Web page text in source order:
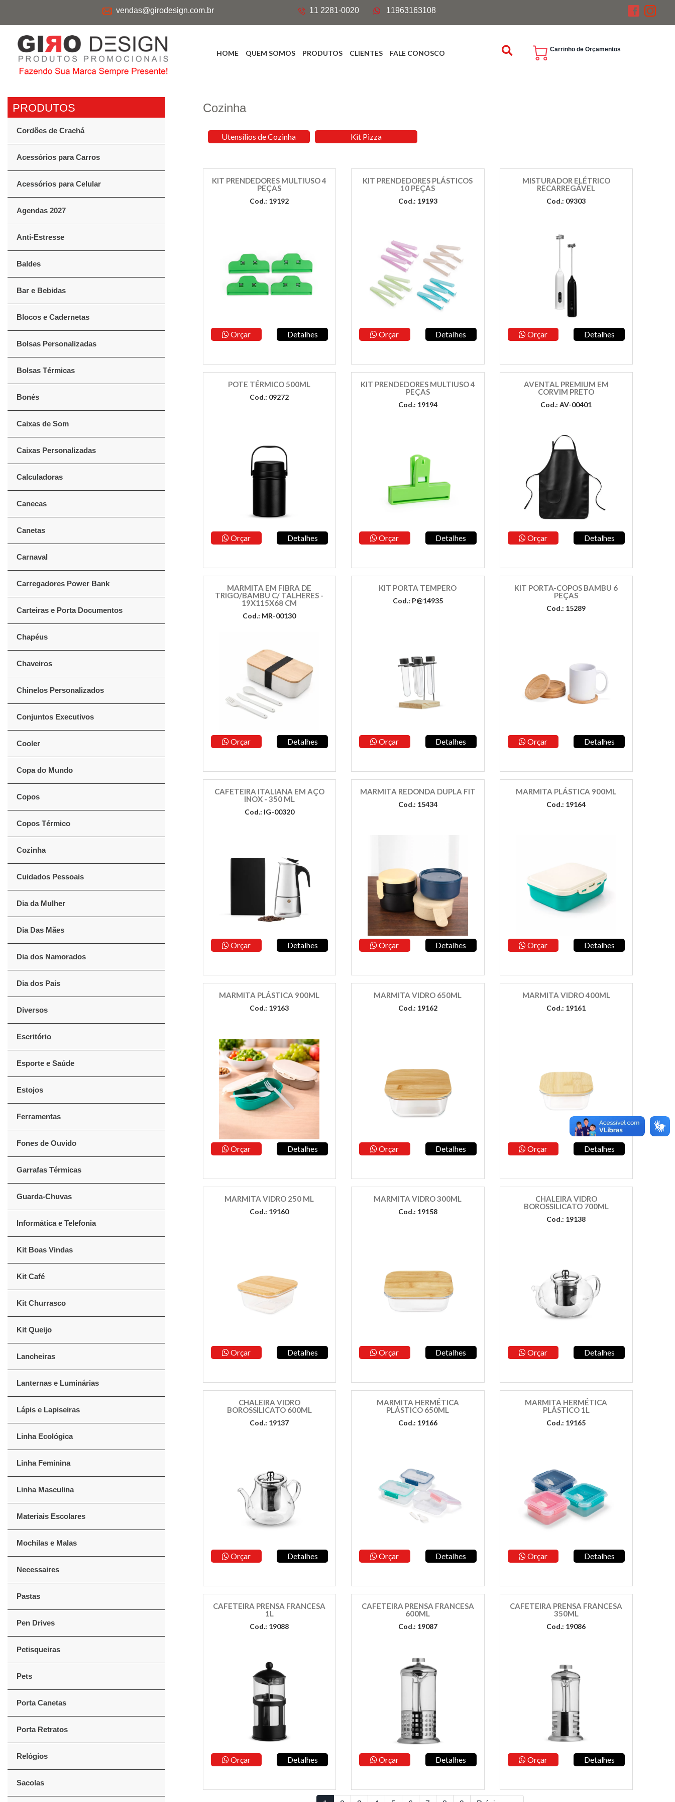
vendas@girodesign.com.br 11 2281-0020 11963163108
HOME QUEM SOMOS PRODUTOS CLIENTES FALE CONOSCO Carrinho de Orçamentos
Cordões de Crachá
Acessórios para Carros
Acessórios para Celular
Agendas 2027
Anti-Estresse
Baldes
Bar e Bebidas
Blocos e Cadernetas
Bolsas Personalizadas
Bolsas Térmicas
Bonés
Caixas de Som
Caixas Personalizadas
Calculadoras
Canecas
Canetas
Carnaval
Carregadores Power Bank
Carteiras e Porta Documentos
Chapéus
Chaveiros
Chinelos Personalizados
Conjuntos Executivos
Cooler
Copa do Mundo
Copos
Copos Térmico
Cozinha
Cuidados Pessoais
Dia da Mulher
Dia Das Mães
Dia dos Namorados
Dia dos Pais
Diversos
Escritório
Esporte e Saúde
Estojos
Ferramentas
Fones de Ouvido
Garrafas Térmicas
Guarda-Chuvas
Informática e Telefonia
Kit Boas Vindas
Kit Café
Kit Churrasco
Kit Queijo
Lancheiras
Lanternas e Luminárias
Lápis e Lapiseiras
Linha Ecológica
Linha Feminina
Linha Masculina
Materiais Escolares
Mochilas e Malas
Necessaires
Pastas
Pen Drives
Petisqueiras
Pets
Porta Canetas
Porta Retratos
Relógios
Sacolas
Cozinha
Utensílios de Cozinha Kit Pizza
KIT PRENDEDORES MULTIUSO 4
PEÇAS
Cod.: 19192
Orçar Detalhes
KIT PRENDEDORES PLÁSTICOS
10 PEÇAS
Cod.: 19193
Orçar Detalhes
MISTURADOR ELÉTRICO
RECARREGÁVEL
Cod.: 09303
Orçar Detalhes
POTE TÉRMICO 500ML
Cod.: 09272
Orçar Detalhes
KIT PRENDEDORES MULTIUSO 4
PEÇAS
Cod.: 19194
Orçar Detalhes
AVENTAL PREMIUM EM
CORVIM PRETO
Cod.: AV-00401
Orçar Detalhes
MARMITA EM FIBRA DE
TRIGO/BAMBU C/ TALHERES -
19X115X68 CM
Cod.: MR-00130
Orçar Detalhes
KIT PORTA TEMPERO
Cod.: P@14935
Orçar Detalhes
KIT PORTA-COPOS BAMBU 6
PEÇAS
Cod.: 15289
Orçar Detalhes
CAFETEIRA ITALIANA EM AÇO
INOX - 350 ML
Cod.: IG-00320
Orçar Detalhes
MARMITA REDONDA DUPLA FIT
Cod.: 15434
Orçar Detalhes
MARMITA PLÁSTICA 900ML
Cod.: 19164
Orçar Detalhes
MARMITA PLÁSTICA 900ML
Cod.: 19163
Orçar Detalhes
MARMITA VIDRO 650ML
Cod.: 19162
Orçar Detalhes
MARMITA VIDRO 400ML
Cod.: 19161
Orçar Detalhes
MARMITA VIDRO 250 ML
Cod.: 19160
Orçar Detalhes
MARMITA VIDRO 300ML
Cod.: 19158
Orçar Detalhes
CHALEIRA VIDRO
BOROSSILICATO 700ML
Cod.: 19138
Orçar Detalhes
CHALEIRA VIDRO
BOROSSILICATO 600ML
Cod.: 19137
Orçar Detalhes
MARMITA HERMÉTICA
PLÁSTICO 650ML
Cod.: 19166
Orçar Detalhes
MARMITA HERMÉTICA
PLÁSTICO 1L
Cod.: 19165
Orçar Detalhes
CAFETEIRA PRENSA FRANCESA
1L
Cod.: 19088
Orçar Detalhes
CAFETEIRA PRENSA FRANCESA
600ML
Cod.: 19087
Orçar Detalhes
CAFETEIRA PRENSA FRANCESA
350ML
Cod.: 19086
Orçar Detalhes